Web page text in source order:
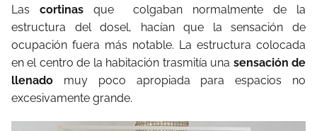
Las cortinas que
colgaban normalmente de la
estructura del dosel, hacían que la sensación de
ocupación fuera más notable. La estructura colocada
en el centro de la habitación trasmitía una sensación de
llenado muy poco apropiada para espacios no
excesivamente grande.